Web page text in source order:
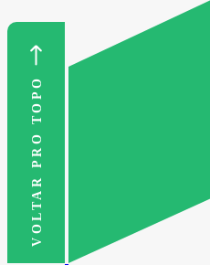
VOLTAR PRO TOPO